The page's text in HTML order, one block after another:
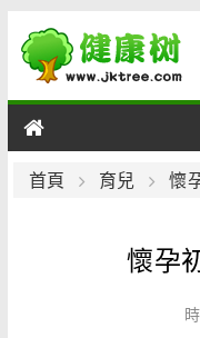
男性
首頁 育兒 懷
懷孕